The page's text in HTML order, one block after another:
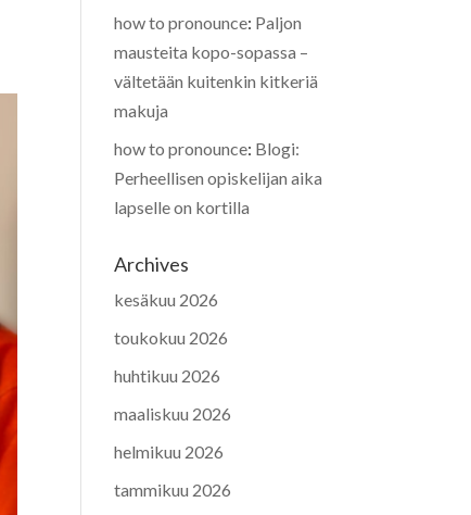
how to pronounce: Paljon
mausteita kopo-sopassa –
vältetään kuitenkin kitkeriä
makuja
how to pronounce: Blogi:
Perheellisen opiskelijan aika
lapselle on kortilla
Archives
kesäkuu 2026
toukokuu 2026
huhtikuu 2026
maaliskuu 2026
helmikuu 2026
tammikuu 2026